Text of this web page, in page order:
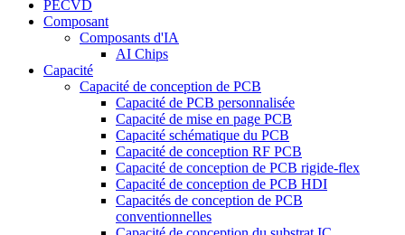
PECVD
Composant
Composants d'IA
AI Chips
Capacité
Capacité de conception de PCB
Capacité de PCB personnalisée
Capacité de mise en page PCB
Capacité schématique du PCB
Capacité de conception RF PCB
Capacité de conception de PCB rigide-flex
Capacité de conception de PCB HDI
Capacités de conception de PCB
conventionnelles